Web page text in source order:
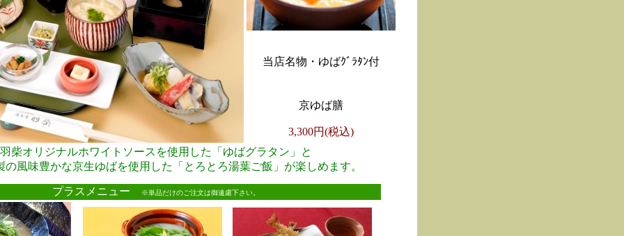
当店名物・ゆばｸﾞﾗﾀﾝ付
京ゆば膳
3,300円(税込)
羽柴オリジナルホワイトソースを使用した「ゆばグラタン」と
の風味豊かな京生ゆばを使用した「とろとろ湯葉ご飯」が楽しめます。
プラスメニュー ※単品だけのご注文は御遠慮下さい。